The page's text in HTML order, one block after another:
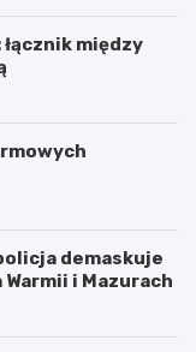
między
demaskuje
i Mazurach